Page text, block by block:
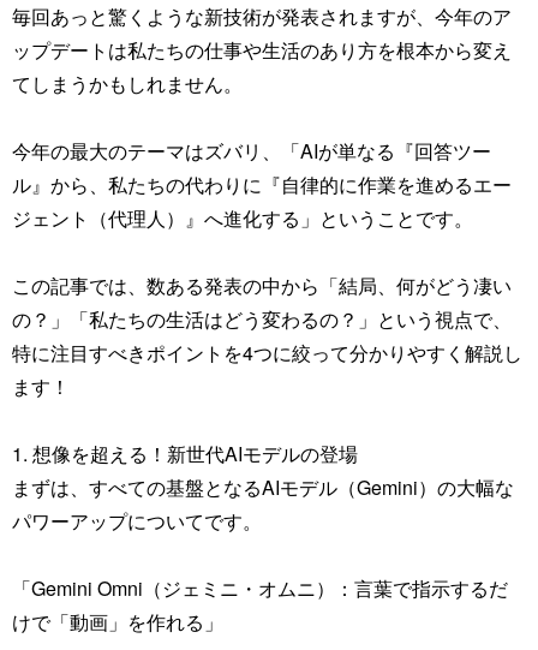
毎回あっと驚くような新技術が発表されますが、今年のア
ップデートは私たちの仕事や生活のあり方を根本から変え
てしまうかもしれません。
今年の最大のテーマはズバリ、「AIが単なる『回答ツー
ル』から、私たちの代わりに『自律的に作業を進めるエー
ジェント（代理人）』へ進化する」ということです。
この記事では、数ある発表の中から「結局、何がどう凄い
の？」「私たちの生活はどう変わるの？」という視点で、
特に注目すべきポイントを4つに絞って分かりやすく解説し
ます！
1. 想像を超える！新世代AIモデルの登場
まずは、すべての基盤となるAIモデル（Gemini）の大幅な
パワーアップについてです。
「Gemini Omni（ジェミニ・オムニ）：言葉で指示するだ
けで「動画」を作れる」